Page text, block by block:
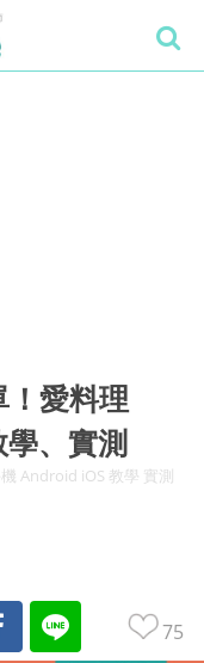
！愛料理
、實測
Android iOS 教學 實測
75